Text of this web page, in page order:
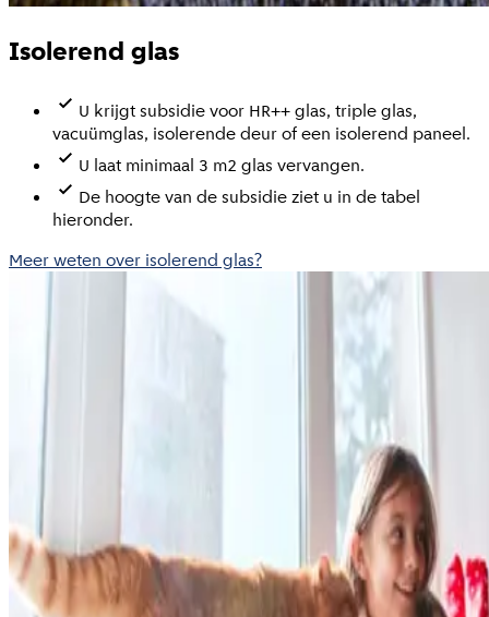
Isolerend glas
U krijgt subsidie voor HR++ glas, triple glas,
vacuümglas, isolerende deur of een isolerend paneel.
U laat minimaal 3 m2 glas vervangen.
De hoogte van de subsidie ziet u in de tabel
hieronder.
Meer weten over isolerend glas?